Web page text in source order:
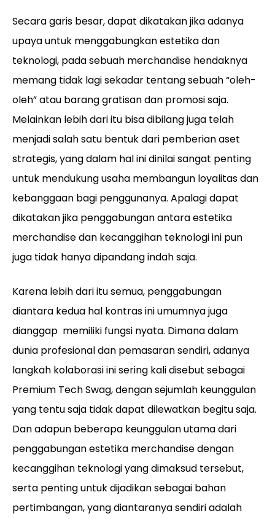
Secara garis besar, dapat dikatakan jika adanya
upaya untuk menggabungkan estetika dan
teknologi, pada sebuah merchandise hendaknya
memang tidak lagi sekadar tentang sebuah “oleh-
oleh” atau barang gratisan dan promosi saja.
Melainkan lebih dari itu bisa dibilang juga telah
menjadi salah satu bentuk dari pemberian aset
strategis, yang dalam hal ini dinilai sangat penting
untuk mendukung usaha membangun loyalitas dan
kebanggaan bagi penggunanya. Apalagi dapat
dikatakan jika penggabungan antara estetika
merchandise dan kecanggihan teknologi ini pun
juga tidak hanya dipandang indah saja.
Karena lebih dari itu semua, penggabungan
diantara kedua hal kontras ini umumnya juga
dianggap memiliki fungsi nyata. Dimana dalam
dunia profesional dan pemasaran sendiri, adanya
langkah kolaborasi ini sering kali disebut sebagai
Premium Tech Swag, dengan sejumlah keunggulan
yang tentu saja tidak dapat dilewatkan begitu saja.
Dan adapun beberapa keunggulan utama dari
penggabungan estetika merchandise dengan
kecanggihan teknologi yang dimaksud tersebut,
serta penting untuk dijadikan sebagai bahan
pertimbangan, yang diantaranya sendiri adalah